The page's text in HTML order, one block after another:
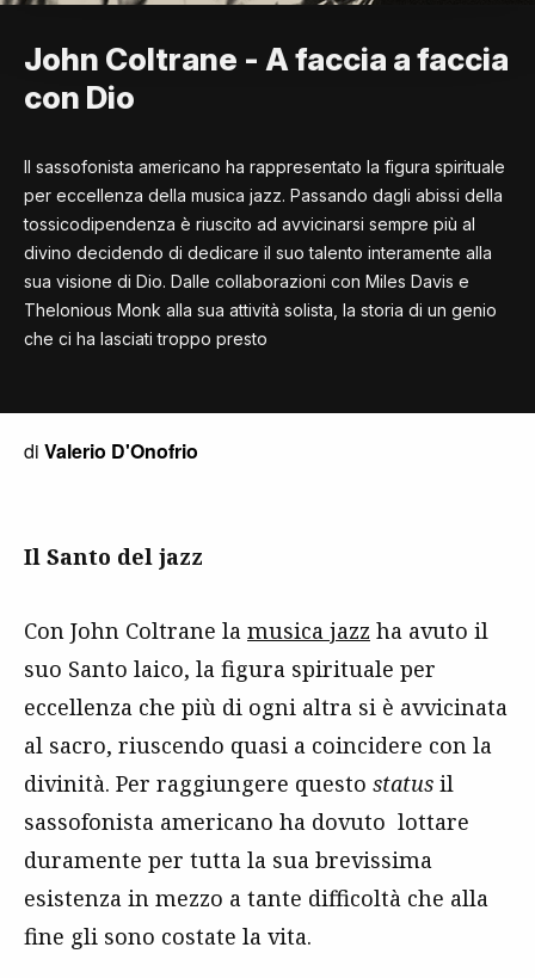
John Coltrane - A faccia a faccia
con Dio
Il sassofonista americano ha rappresentato la figura spirituale
per eccellenza della musica jazz. Passando dagli abissi della
tossicodipendenza è riuscito ad avvicinarsi sempre più al
divino decidendo di dedicare il suo talento interamente alla
sua visione di Dio. Dalle collaborazioni con Miles Davis e
Thelonious Monk alla sua attività solista, la storia di un genio
che ci ha lasciati troppo presto
di Valerio D'Onofrio
Il Santo del jazz
Con John Coltrane la musica jazz ha avuto il
suo Santo laico, la figura spirituale per
eccellenza che più di ogni altra si è avvicinata
al sacro, riuscendo quasi a coincidere con la
divinità. Per raggiungere questo status il
sassofonista americano ha dovuto lottare
duramente per tutta la sua brevissima
esistenza in mezzo a tante difficoltà che alla
fine gli sono costate la vita.